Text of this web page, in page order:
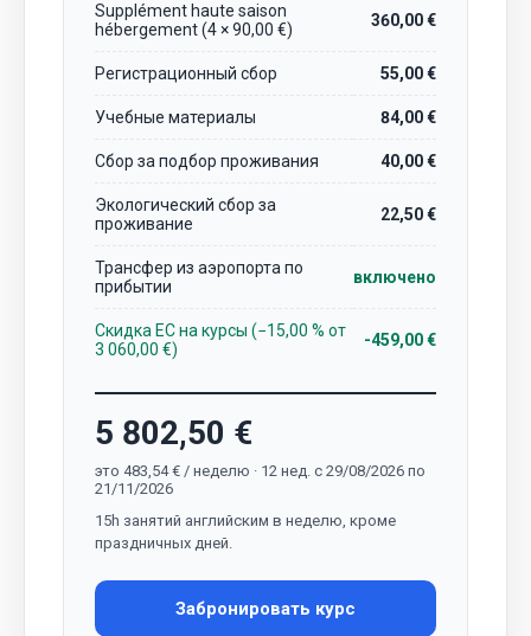
Supplément haute saison
hébergement (4 × 90,00 €)
360,00 €
Регистрационный сбор 55,00 €
Учебные материалы 84,00 €
Сбор за подбор проживания 40,00 €
Экологический сбор за
проживание
22,50 €
Трансфер из аэропорта по
прибытии
включено
Скидка EC на курсы (−15,00 % от
3 060,00 €)
-459,00 €
5 802,50 €
это 483,54 € / неделю · 12 нед. с 29/08/2026 по
21/11/2026
15h занятий английским в неделю, кроме
праздничных дней.
Забронировать курс